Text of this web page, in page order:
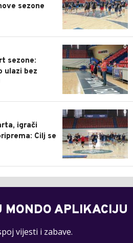
sezone
0
sezone:
ulazi bez
0
igrači
Cilj se
MONDO APLIKACIJU
vijesti i zabave.